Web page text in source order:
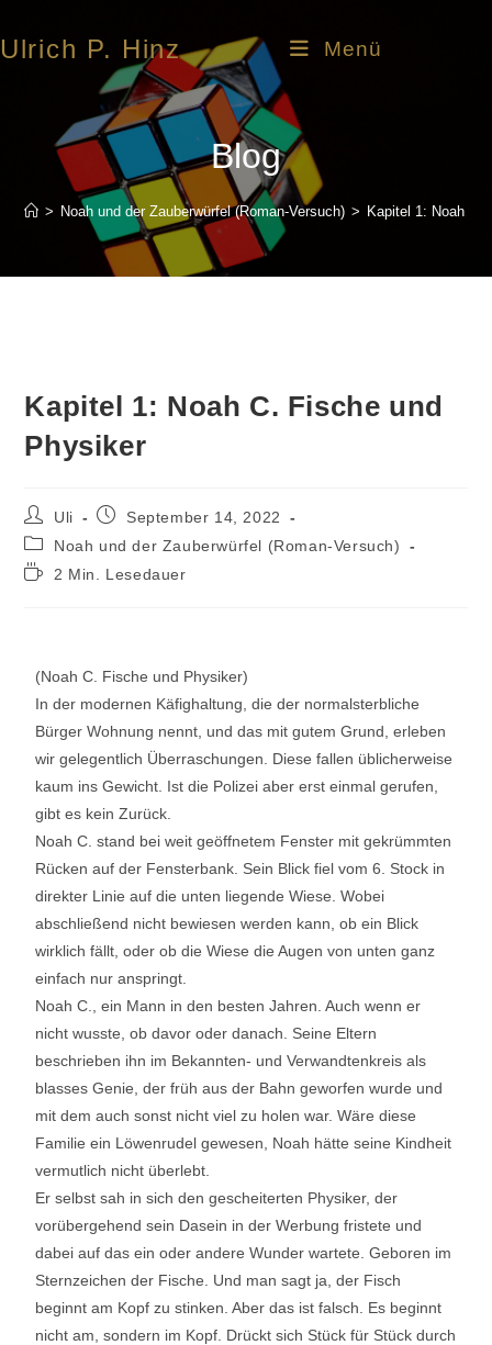
Ulrich P. Hinz Menü
Blog
> Noah und der Zauberwürfel (Roman-Versuch) > Kapitel 1: Noah C.
Kapitel 1: Noah C. Fische und
Physiker
Uli
September 14, 2022
Noah und der Zauberwürfel (Roman-Versuch)
2 Min. Lesedauer
(Noah C. Fische und Physiker)
In der modernen Käfighaltung, die der normalsterbliche
Bürger Wohnung nennt, und das mit gutem Grund, erleben
wir gelegentlich Überraschungen. Diese fallen üblicherweise
kaum ins Gewicht. Ist die Polizei aber erst einmal gerufen,
gibt es kein Zurück.
Noah C. stand bei weit geöffnetem Fenster mit gekrümmten
Rücken auf der Fensterbank. Sein Blick fiel vom 6. Stock in
direkter Linie auf die unten liegende Wiese. Wobei
abschließend nicht bewiesen werden kann, ob ein Blick
wirklich fällt, oder ob die Wiese die Augen von unten ganz
einfach nur anspringt.
Noah C., ein Mann in den besten Jahren. Auch wenn er
nicht wusste, ob davor oder danach. Seine Eltern
beschrieben ihn im Bekannten- und Verwandtenkreis als
blasses Genie, der früh aus der Bahn geworfen wurde und
mit dem auch sonst nicht viel zu holen war. Wäre diese
Familie ein Löwenrudel gewesen, Noah hätte seine Kindheit
vermutlich nicht überlebt.
Er selbst sah in sich den gescheiterten Physiker, der
vorübergehend sein Dasein in der Werbung fristete und
dabei auf das ein oder andere Wunder wartete. Geboren im
Sternzeichen der Fische. Und man sagt ja, der Fisch
beginnt am Kopf zu stinken. Aber das ist falsch. Es beginnt
nicht am, sondern im Kopf. Drückt sich Stück für Stück durch